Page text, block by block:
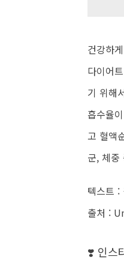
건강하
다이어
기 위해
흡수율
고 혈액
군, 체중
텍스트 :
출처 :
❣️ 인스